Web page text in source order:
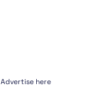
Advertise here